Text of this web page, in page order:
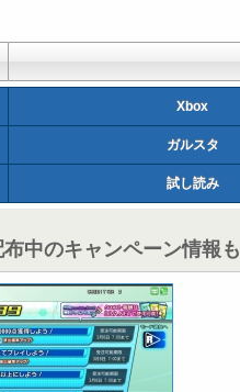
Xbox
ガルスタ
試し読み
中のキャンペーン情報も